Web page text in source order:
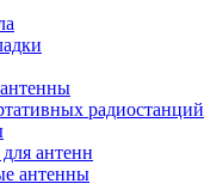
радиостанций
антенн
антенны